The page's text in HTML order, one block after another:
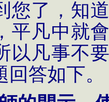
您了，知
平凡中就
以凡事不
答如下。